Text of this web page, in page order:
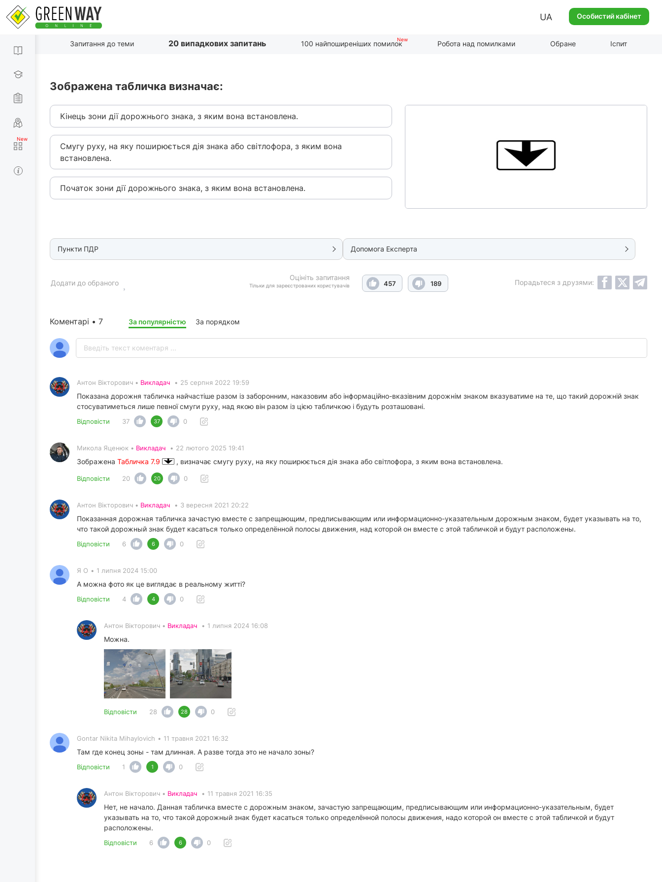
UA Особистий кабінет
Запитання до теми 20 випадкових запитань 100 найпоширеніших помилок Робота над помилками Обране Іспит
Зображена табличка визначає:
Кінець зони дії дорожнього знака, з яким вона встановлена.
Смугу руху, на яку поширюється дія знака або світлофора, з яким вона
встановлена.
Початок зони дії дорожнього знака, з яким вона встановлена.
Пункти ПДР Допомога Експерта
Оцініть запитання
Тільки для зареєстрованих користувачів 457 189
Додати до обраного Порадьтеся з друзями:
Коментарі • 7 За популярністю За порядком
Антон Вікторович • Викладач • 25 серпня 2022 19:59
Показана дорожня табличка найчастіше разом із заборонним, наказовим або інформаційно-вказівним дорожнім знаком вказуватиме на те, що такий дорожній знак
стосуватиметься лише певної смуги руху, над якою він разом із цією табличкою і будуть розташовані.
Відповісти 37 37 0
Микола Яценюк • Викладач • 22 лютого 2025 19:41
Зображена Табличка 7.9 , визначає смугу руху, на яку поширюється дія знака або світлофора, з яким вона встановлена.
Відповісти 20 20 0
Антон Вікторович • Викладач • 3 вересня 2021 20:22
Показанная дорожная табличка зачастую вместе с запрещающим, предписывающим или информационно-указательным дорожным знаком, будет указывать на то,
что такой дорожный знак будет касаться только определённой полосы движения, над которой он вместе с этой табличкой и будут расположены.
Відповісти 6 6 0
Я О • 1 липня 2024 15:00
А можна фото як це виглядає в реальному житті?
Відповісти 4 4 0
Антон Вікторович • Викладач • 1 липня 2024 16:08
Можна.
Відповісти 28 28 0
Gontar Nikita Mihaylovich • 11 травня 2021 16:32
Там где конец зоны - там длинная. А разве тогда это не начало зоны?
Відповісти 1 1 0
Антон Вікторович • Викладач • 11 травня 2021 16:35
Нет, не начало. Данная табличка вместе с дорожным знаком, зачастую запрещающим, предписывающим или информационно-указательным, будет
указывать на то, что такой дорожный знак будет касаться только определённой полосы движения, надо которой он вместе с этой табличкой и будут
расположены.
Відповісти 6 6 0